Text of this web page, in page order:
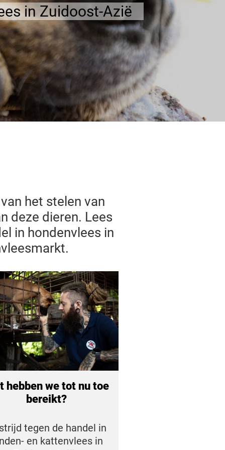
in Zuidoost-Azië
het stelen van
deze dieren. Lees
in hondenvlees in
hebben we tot nu toe
bereikt?
tegen de handel in
en kattenvlees in